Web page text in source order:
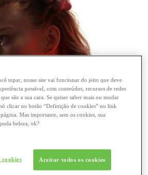
topar, nosso site vai funcionar do jeito que deve
possível, com conteúdos, recursos de redes
são a sua cara. Se quiser saber mais ou mudar
clicar no botão “Definição de cookies” no link
Mas importante, sem os cookies, sua
beleza, ok?
cookies Aceitar todos os cookies